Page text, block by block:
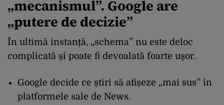
„mecanismul”. Google are
„putere de decizie”
În ultimă instanță, „schema” nu este deloc
complicată și poate fi devoalată foarte ușor.
Google decide ce știri să afișeze „mai sus” în
platformele sale de News.